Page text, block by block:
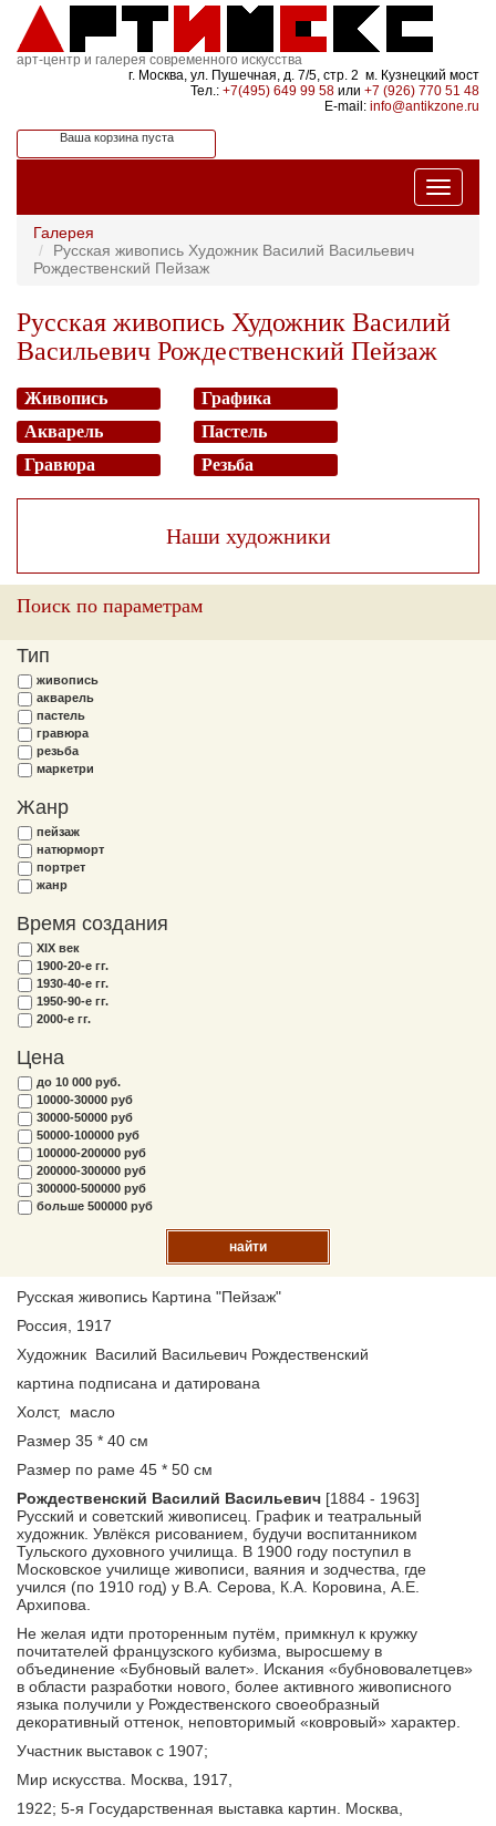
арт-центр и галерея современного искусства
г. Москва, ул. Пушечная, д. 7/5, стр. 2 м. Кузнецкий мост
Тел.: +7(495) 649 99 58 или +7 (926) 770 51 48
E-mail: info@antikzone.ru
Ваша корзина пуста
Галерея
Русская живопись Художник Василий Васильевич
Рождественский Пейзаж
Русская живопись Художник Василий
Васильевич Рождественский Пейзаж
Живопись
Графика
Акварель
Пастель
Гравюра
Резьба
Наши художники
Поиск по параметрам
Тип
живопись
акварель
пастель
гравюра
резьба
маркетри
Жанр
пейзаж
натюрморт
портрет
жанр
Время создания
XIX век
1900-20-е гг.
1930-40-е гг.
1950-90-е гг.
2000-е гг.
Цена
до 10 000 руб.
10000-30000 руб
30000-50000 руб
50000-100000 руб
100000-200000 руб
200000-300000 руб
300000-500000 руб
больше 500000 руб
найти
Русская живопись Картина "Пейзаж"
Россия, 1917
Художник Василий Васильевич Рождественский
картина подписана и датирована
Холст, масло
Размер 35 * 40 см
Размер по раме 45 * 50 см
Рождественский Василий Васильевич [1884 - 1963]
Русский и советский живописец. График и театральный
художник. Увлёкся рисованием, будучи воспитанником
Тульского духовного училища. В 1900 году поступил в
Московское училище живописи, ваяния и зодчества, где
учился (по 1910 год) у В.А. Серова, К.А. Коровина, А.Е.
Архипова.
Не желая идти проторенным путём, примкнул к кружку
почитателей французского кубизма, выросшему в
объединение «Бубновый валет». Искания «бубнововалетцев»
в области разработки нового, более активного живописного
языка получили у Рождественского своеобразный
декоративный оттенок, неповторимый «ковровый» характер.
Участник выставок с 1907;
Мир искусства. Москва, 1917,
1922; 5-я Государственная выставка картин. Москва,